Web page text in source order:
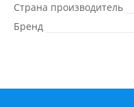
Страна производитель
Бренд